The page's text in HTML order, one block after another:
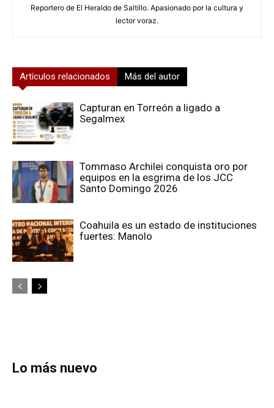
Reportero de El Heraldo de Saltillo. Apasionado por la cultura y
lector voraz.
Artículos relacionados Más del autor
Capturan en Torreón a ligado a
Segalmex
Tommaso Archilei conquista oro por
equipos en la esgrima de los JCC
Santo Domingo 2026
Coahuila es un estado de instituciones
fuertes: Manolo
Lo más nuevo